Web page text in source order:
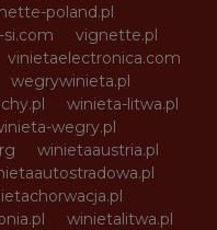
poland.pl
vignette.pl
vinietaelectronica.com
wegrywinieta.pl
winieta-litwa.pl
wegry.pl
winietaaustria.pl
winietalitwa.pl